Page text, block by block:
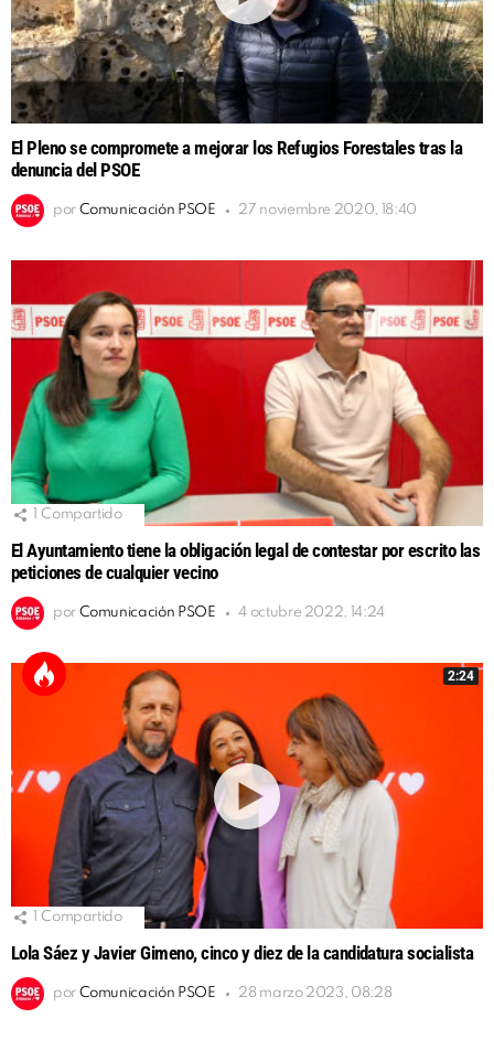
El Pleno se compromete a mejorar los Refugios Forestales tras la
denuncia del PSOE
por Comunicación PSOE 27 noviembre 2020, 18:40
Compartido
El Ayuntamiento tiene la obligación legal de contestar por escrito las
peticiones de cualquier vecino
por Comunicación PSOE 4 octubre 2022, 14:24
2:24
Compartido
Lola Sáez y Javier Gimeno, cinco y diez de la candidatura socialista
por Comunicación PSOE 28 marzo 2023, 08:28